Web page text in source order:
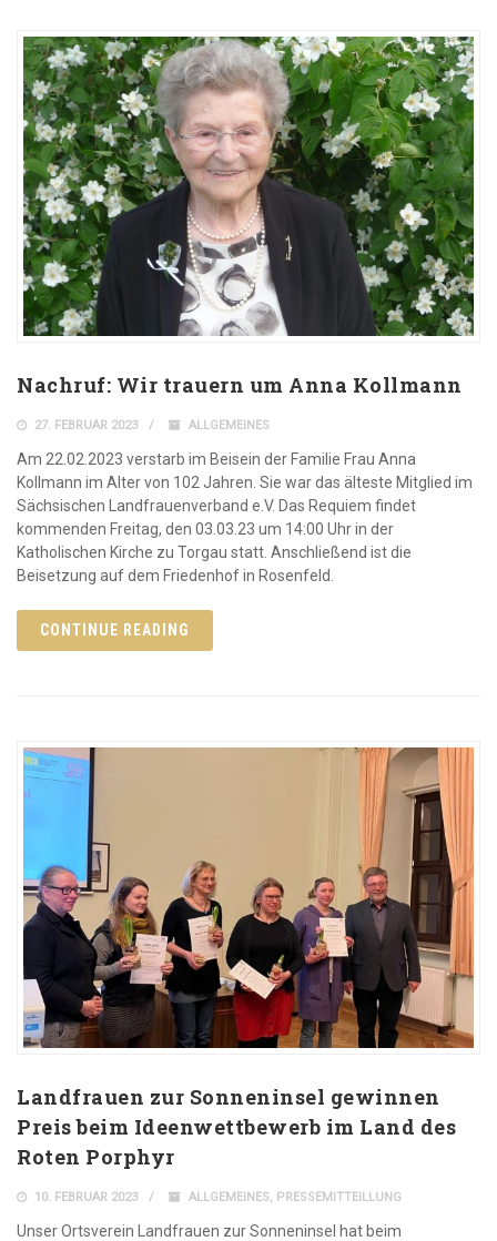
Nachruf: Wir trauern um Anna Kollmann
27. FEBRUAR 2023 ALLGEMEINES
Am 22.02.2023 verstarb im Beisein der Familie Frau Anna
Kollmann im Alter von 102 Jahren. Sie war das älteste Mitglied im
Sächsischen Landfrauenverband e.V. Das Requiem findet
kommenden Freitag, den 03.03.23 um 14:00 Uhr in der
Katholischen Kirche zu Torgau statt. Anschließend ist die
Beisetzung auf dem Friedenhof in Rosenfeld.
CONTINUE READING
Landfrauen zur Sonneninsel gewinnen
Preis beim Ideenwettbewerb im Land des
Roten Porphyr
10. FEBRUAR 2023 ALLGEMEINES, PRESSEMITTEILLUNG
Unser Ortsverein Landfrauen zur Sonneninsel hat beim